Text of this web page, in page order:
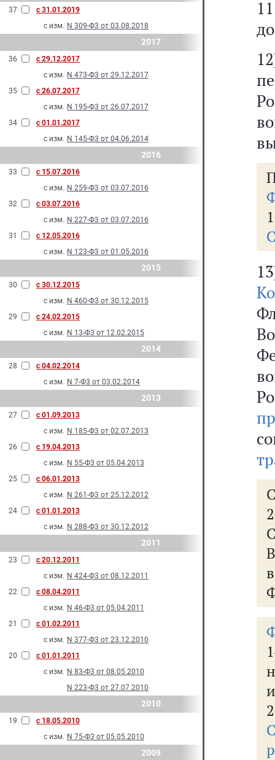
37
с 31.01.2019
с изм. N 309-Ф3 от 03.08.2018
2017
36
с 29.12.2017
с изм. N 473-Ф3 от 29.12.2017
35
с 26.07.2017
с изм. N 195-Ф3 от 26.07.2017
34
с 01.01.2017
с изм. N 145-Ф3 от 04.06.2014
2016
33
с 15.07.2016
с изм. N 259-Ф3 от 03.07.2016
32
с 03.07.2016
с изм. N 227-Ф3 от 03.07.2016
31
с 12.05.2016
с изм. N 123-Ф3 от 01.05.2016
2015
30
с 30.12.2015
с изм. N 460-Ф3 от 30.12.2015
29
с 24.02.2015
с изм. N 13-Ф3 от 12.02.2015
2014
28
с 04.02.2014
с изм. N 7-Ф3 от 03.02.2014
2013
27
с 01.09.2013
с изм. N 185-Ф3 от 02.07.2013
26
с 19.04.2013
с изм. N 55-Ф3 от 05.04.2013
25
с 06.01.2013
с изм. N 261-Ф3 от 25.12.2012
24
с 01.01.2013
с изм. N 288-Ф3 от 30.12.2012
2011
23
с 20.12.2011
с изм. N 424-Ф3 от 08.12.2011
22
с 08.04.2011
с изм. N 46-Ф3 от 05.04.2011
21
с 01.02.2011
с изм. N 377-Ф3 от 23.12.2010
20
с 01.01.2011
с изм. N 83-Ф3 от 08.05.2010
N 223-Ф3 от 27.07.2010
2010
19
с 18.05.2010
с изм. N 75-Ф3 от 05.05.2010
2009